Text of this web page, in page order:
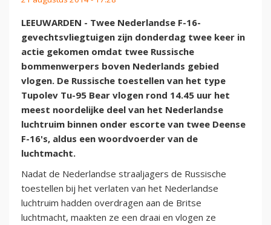
LEEUWARDEN - Twee Nederlandse F-16-
gevechtsvliegtuigen zijn donderdag twee keer in
actie gekomen omdat twee Russische
bommenwerpers boven Nederlands gebied
vlogen. De Russische toestellen van het type
Tupolev Tu-95 Bear vlogen rond 14.45 uur het
meest noordelijke deel van het Nederlandse
luchtruim binnen onder escorte van twee Deense
F-16's, aldus een woordvoerder van de
luchtmacht.
Nadat de Nederlandse straaljagers de Russische
toestellen bij het verlaten van het Nederlandse
luchtruim hadden overdragen aan de Britse
luchtmacht, maakten ze een draai en vlogen ze